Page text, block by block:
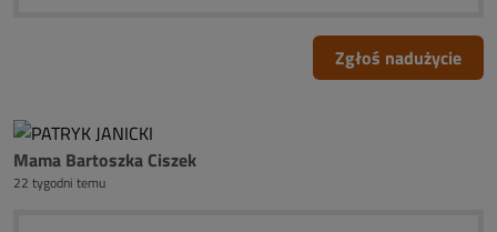
Zgłoś nadużycie
Mama Bartoszka Ciszek
22 tygodni temu